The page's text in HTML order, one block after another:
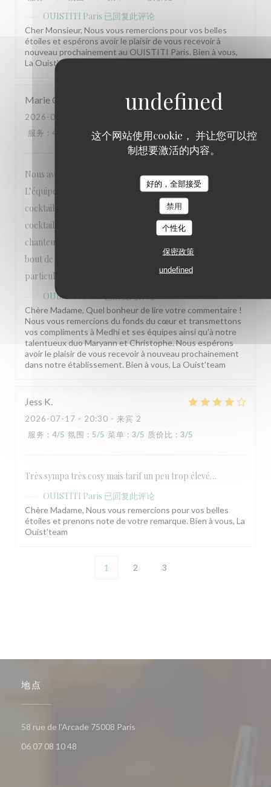
这个网站使用cookie， 并让您可以控
制想要激活的内容。
好的，全部接受
禁用
个性化
保密政策
undefined
OUISTITI Paris 已回复此评论
Cher Monsieur, Nous vous remercions pour vos belles
étoiles et espérons avoir le plaisir de vous recevoir à
nouveau prochainement au OUISTITI Paris. Bien à vous,
La Ouist'team
MarieC
2026-07-18
服务 : 4 5/5 菜单: 5/5 质价比: 5
Nous avions réservé pour fêter nos 10 ans de mariage.
L’équipe s’est adaptée à nos demandes pour faire un
cocktail dînatoire. On s’est littéralement régalé et les
cocktails sont délicieux. Grosse ambiance grâce à la
chanteuse et au DJ qui nous ont permis de danser jusqu’au
bout de la nuit. Mille mercis à toute l’équipe et tout
particulièrement à Mehdi qui était aux petits soins.
OUISTITI Paris
Chère Madame, Quel bonheur de lire votre commentaire !
Nous vous remercions du fonds du cœur et transmettons
vos compliments à Medhi et ses équipes ainsi qu'à notre
talentueux duo Maryann et Christophe. Nous espérons
avoir le plaisir de vous recevoir à nouveau prochainement
dans notre établissement. Bien à vous, La Ouist'team
Jess K
2026-07-17 - 20:30 - 来宾 2
服务 : 4/5 氛围 : 5/5 菜单 : 3/5 质价比 : 3/5
Très sympa très cosy mais tarif un peu trop élevé…
OUISTITI Paris 已回复此评论
Chère Madame, Nous vous remercions pour vos belles
étoiles et prenons note de votre remarque. Bien à vous, La
Ouist'team
1 2 3
地点
58 rue de l'Arcade 75008 Paris
06 07 08 10 48